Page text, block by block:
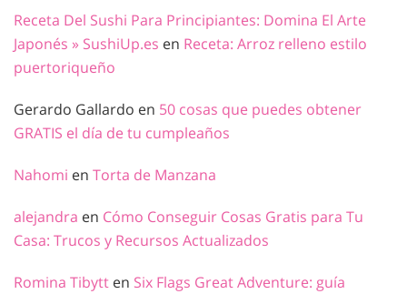
Receta Del Sushi Para Principiantes: Domina El Arte
Japonés » SushiUp.es en Receta: Arroz relleno estilo
puertoriqueño
Gerardo Gallardo en 50 cosas que puedes obtener
GRATIS el día de tu cumpleaños
Nahomi en Torta de Manzana
alejandra en Cómo Conseguir Cosas Gratis para Tu
Casa: Trucos y Recursos Actualizados
Romina Tibytt en Six Flags Great Adventure: guía